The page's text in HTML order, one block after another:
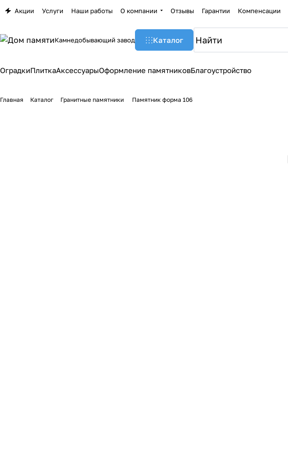
Акции Услуги Наши работы О компании Отзывы Гарантии Компенсации
Камнедобывающий завод Каталог
ОградкиПлиткаАксессуарыОформление памятниковБлагоустройство
Главная Каталог Гранитные памятники Памятник форма 106